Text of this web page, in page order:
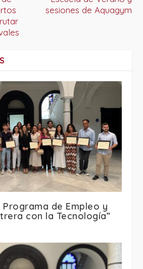
sesiones de Aquagym
Programa de Empleo y
con la Tecnología”